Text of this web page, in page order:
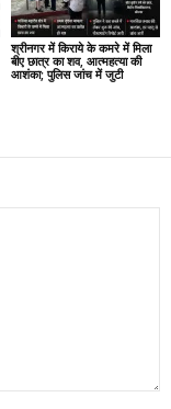
श्रीनगर में किराये के कमरे में मिला
बीए छात्र का शव, आत्महत्या की
आशंका; पुलिस जांच में जुटी